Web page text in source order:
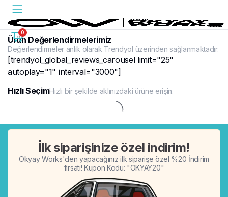
0
Ürün Değerlendirmelerimiz
Değerlendirmeler anlık olarak Trendyol üzerinden sağlanmaktadır.
[trendyol_global_reviews_carousel limit="25"
autoplay="1" interval="3000"]
Hızlı SeçimHızlı bir şekilde aklınızdaki ürüne erişin.
İlk siparişinize özel indirim!
Okyay Works'den yapacağınız ilk siparişe özel %20 İndirim
fırsatı! Kupon Kodu: "OKYAY20"
%20